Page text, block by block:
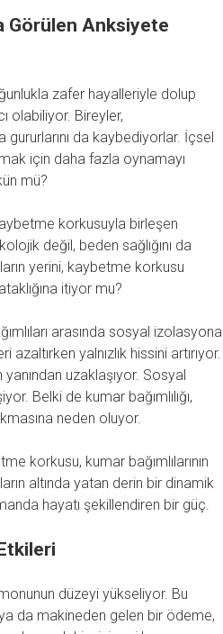
Görülen Anksiyete
zafer hayalleriyle dolup
olabiliyor. Bireyler,
da kaybediyorlar. İçsel
için daha fazla oynamayı
mü?
korkusuyla birleşen
değil, beden sağlığını da
yerini, kaybetme korkusu
itiyor mu?
arasında sosyal izolasyona
yalnızlık hissini artırıyor.
uzaklaşıyor. Sosyal
Belki de kumar bağımlılığı,
neden oluyor.
korkusu, kumar bağımlılarının
altında yatan derin bir dinamik
hayatı şekillendiren bir güç.
düzeyi yükseliyor. Bu
da makineden gelen bir ödeme,